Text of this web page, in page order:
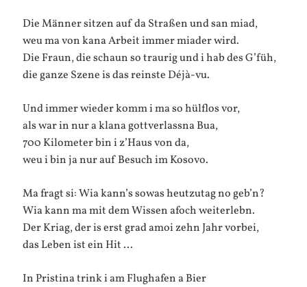
Die Männer sitzen auf da Straßen und san miad,
weu ma von kana Arbeit immer miader wird.
Die Fraun, die schaun so traurig und i hab des G’füh,
die ganze Szene is das reinste Déjà-vu.
Und immer wieder komm i ma so hülflos vor,
als war in nur a klana gottverlassna Bua,
700 Kilometer bin i z’Haus von da,
weu i bin ja nur auf Besuch im Kosovo.
Ma fragt si: Wia kann’s sowas heutzutag no geb’n?
Wia kann ma mit dem Wissen afoch weiterlebn.
Der Kriag, der is erst grad amoi zehn Jahr vorbei,
das Leben ist ein Hit …
In Pristina trink i am Flughafen a Bier